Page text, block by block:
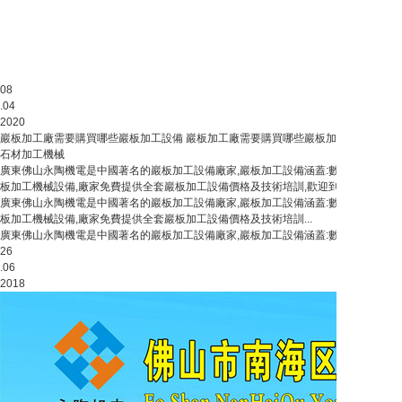
08
.04
2020
巖板加工廠需要購買哪些巖板加工設備 巖板加工廠需要購買哪些巖板加工設備
石材加工機械
廣東佛山永陶機電是中國著名的巖板加工設備廠家,巖板加工設備涵蓋:數控巖板切
板加工機械設備,廠家免費提供全套巖板加工設備價格及技術培訓,歡迎到廠實地考察
廣東佛山永陶機電是中國著名的巖板加工設備廠家,巖板加工設備涵蓋:數控巖板切
板加工機械設備,廠家免費提供全套巖板加工設備價格及技術培訓...
廣東佛山永陶機電是中國著名的巖板加工設備廠家,巖板加工設備涵蓋:數控巖板切割
26
.06
2018